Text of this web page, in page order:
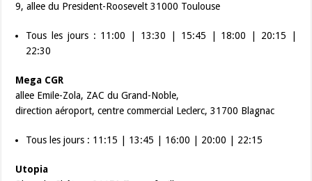
9, allee du President-Roosevelt 31000 Toulouse
Tous les jours : 11:00 | 13:30 | 15:45 | 18:00 | 20:15 |
22:30
Mega CGR
allee Emile-Zola, ZAC du Grand-Noble,
direction aéroport, centre commercial Leclerc, 31700 Blagnac
Tous les jours : 11:15 | 13:45 | 16:00 | 20:00 | 22:15
Utopia